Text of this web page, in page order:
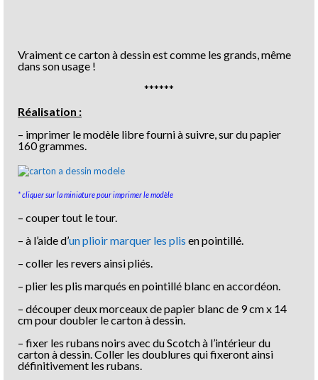
Vraiment ce carton à dessin est comme les grands, même
dans son usage !
******
Réalisation :
– imprimer le modèle libre fourni à suivre, sur du papier
160 grammes.
* cliquer sur la miniature pour imprimer le modèle
– couper tout le tour.
– à l’aide d’un plioir marquer les plis en pointillé.
– coller les revers ainsi pliés.
– plier les plis marqués en pointillé blanc en accordéon.
– découper deux morceaux de papier blanc de 9 cm x 14
cm pour doubler le carton à dessin.
– fixer les rubans noirs avec du Scotch à l’intérieur du
carton à dessin. Coller les doublures qui fixeront ainsi
définitivement les rubans.